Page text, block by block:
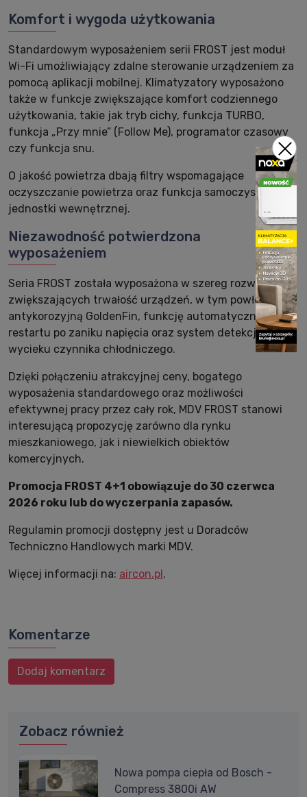
Komfort i wygoda użytkowania
Standardowym wyposażeniem serii FROST jest moduł
Wi-Fi umożliwiający zdalne sterowanie urządzeniem za
pomocą aplikacji mobilnej. Klimatyzatory wyposażono
także w funkcje zwiększające komfort codziennego
użytkowania, takie jak tryb cichy, funkcja TURBO,
funkcja „Przy mnie” (Follow Me), programator czasowy
czy funkcja snu.
O jakość powietrza dbają filtry wspomagające
oczyszczanie powietrza oraz funkcja samoczyszczenia
jednostki wewnętrznej.
Niezawodność potwierdzona
wyposażeniem
Seria FROST została wyposażona w szereg rozwiązań
zwiększających trwałość urządzeń, w tym powłokę
antykorozyjną GoldenFin, funkcję automatycznego
restartu po zaniku napięcia oraz system detekcji
wycieku czynnika chłodniczego.
Dzięki połączeniu atrakcyjnej ceny, bogatego
wyposażenia standardowego oraz możliwości
efektywnej pracy przez cały rok, MDV FROST stanowi
interesującą propozycję zarówno dla rynku
mieszkaniowego, jak i niewielkich obiektów
komercyjnych.
Promocja FROST 4+1 obowiązuje do 30 czerwca
2026 roku lub do wyczerpania zapasów.
Regulamin promocji dostępny jest u Doradców
Techniczno Handlowych marki MDV.
Więcej informacji na: aircon.pl .
Komentarze
Dodaj komentarz
Zobacz również
Nowa pompa ciepła od Bosch -
Compress 3800i AW